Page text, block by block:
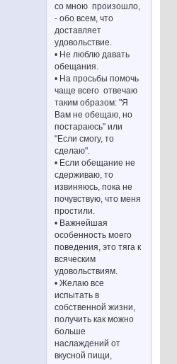
со мною произошло,
- обо всем, что
доставляет
удовольствие.
• Не люблю давать
обещания.
• На просьбы помочь
чаще всего отвечаю
таким образом: "Я
Вам не обещаю, но
постараюсь" или
"Если смогу, то
сделаю".
• Если обещание не
сдерживаю, то
извиняюсь, пока не
почувствую, что меня
простили.
• Важнейшая
особенность моего
поведения, это тяга к
всяческим
удовольствиям.
• Желаю все
испытать в
собственной жизни,
получить как можно
больше
наслаждений от
вкусной пищи,